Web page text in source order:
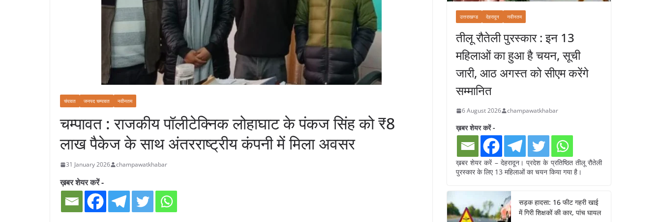
चंपावत जनपद चम्पावत नवीनतम
चम्पावत : राजकीय पॉलीटेक्निक लोहाघाट के पंकज सिंह को ₹8
लाख पैकेज के साथ अंतरराष्ट्रीय कंपनी में मिला अवसर
31 January 2026 champawatkhabar
ख़बर शेयर करें -
उत्तराखण्ड देहरादून नवीनतम
तीलू रौतेली पुरस्कार : इन 13
महिलाओं का हुआ है चयन, सूची
जारी, आठ अगस्त को सीएम करेंगे
सम्मानित
6 August 2026 champawatkhabar
ख़बर शेयर करें -
ख़बर शेयर करें – देहरादून। प्रदेश के प्रतिष्ठित तीलू रौतेली
पुरस्कार के लिए 13 महिलाओं का चयन किया गया है।
सड़क हादसा: 16 फीट गहरी खाई
में गिरी शिक्षकों की कार, पांच घायल